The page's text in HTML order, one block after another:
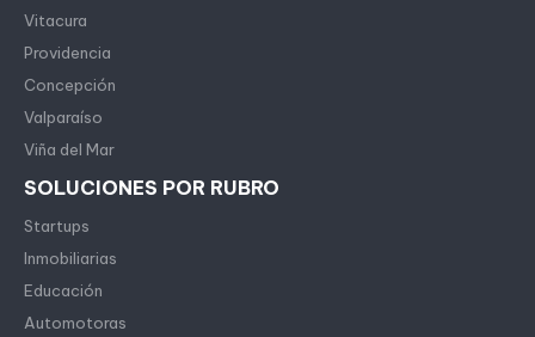
Vitacura
Providencia
Concepción
Valparaíso
Viña del Mar
SOLUCIONES POR RUBRO
Startups
Inmobiliarias
Educación
Automotoras